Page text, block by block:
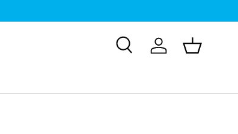
検索 ログインバスケッ